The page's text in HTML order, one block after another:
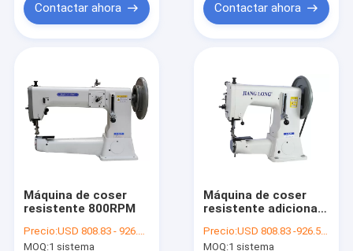
Contactar ahora Contactar ahora
Máquina de coser
resistente 800RPM
Precio:USD 808.83 - 926.48 per set
MOQ:1 sistema
Máquina de coser
resistente adicional
800RPM DY*3
Precio:USD 808.83 -926.5 per set
MOQ:1 sistema